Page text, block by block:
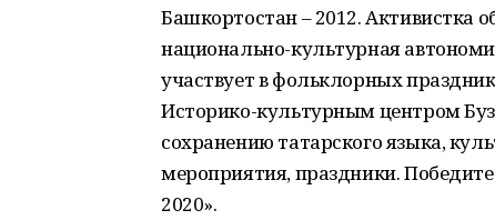
Башкортостан – 2012. Активистка
национально-культурная
участвует в фольклорных
Историко-культурным центром
сохранению татарского языка,
мероприятия, праздники.
2020».